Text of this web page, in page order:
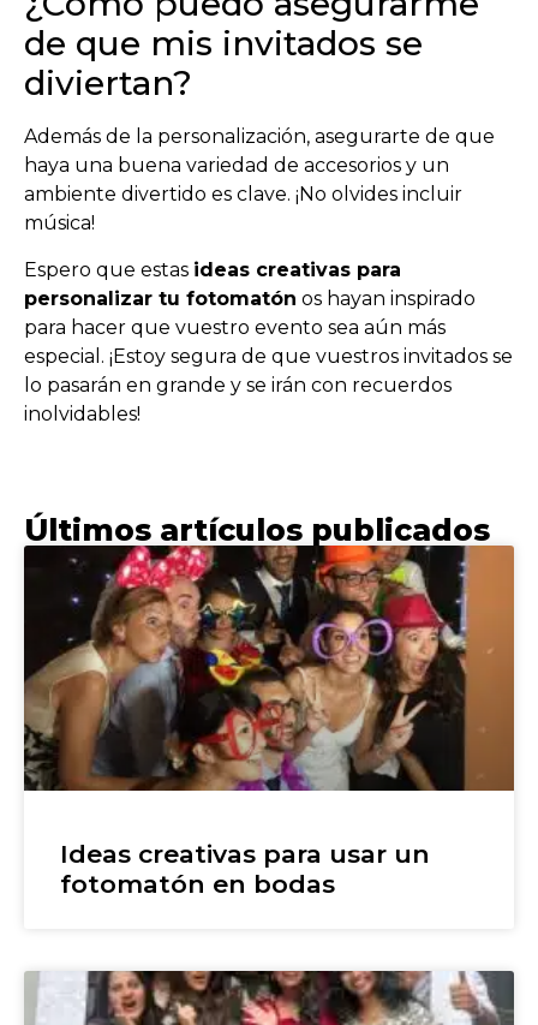
de que mis invitados se
diviertan?
Además de la personalización, asegurarte de que
haya una buena variedad de accesorios y un
ambiente divertido es clave. ¡No olvides incluir
música!
Espero que estas ideas creativas para
personalizar tu fotomatón os hayan inspirado
para hacer que vuestro evento sea aún más
especial. ¡Estoy segura de que vuestros invitados se
lo pasarán en grande y se irán con recuerdos
inolvidables!
Últimos artículos publicados
Ideas creativas para usar un
fotomatón en bodas